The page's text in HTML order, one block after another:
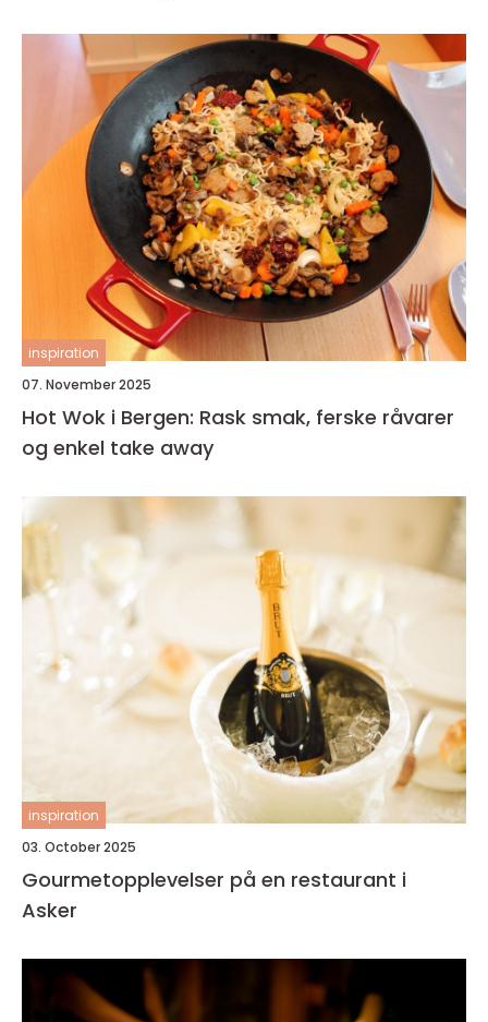
inspiration
07. November 2025
Hot Wok i Bergen: Rask smak, ferske råvarer
og enkel take away
inspiration
03. October 2025
Gourmetopplevelser på en restaurant i
Asker